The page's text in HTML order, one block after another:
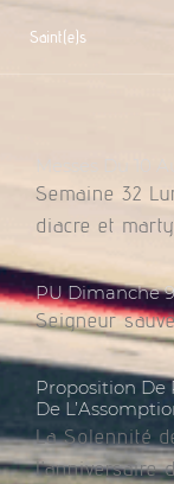
Saint(e)s
Semaine 32
diacre et
PU Dimanche
Seigneur
Proposition De
De
La Solennité
l’anniversaire